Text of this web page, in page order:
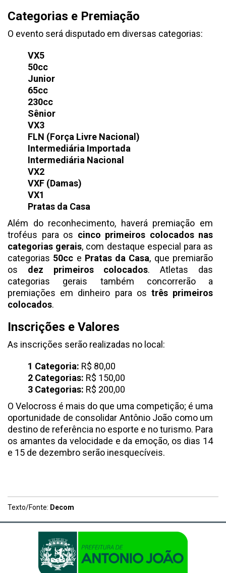
Categorias e Premiação
O evento será disputado em diversas categorias:
VX5
50cc
Junior
65cc
230cc
Sênior
VX3
FLN (Força Livre Nacional)
Intermediária Importada
Intermediária Nacional
VX2
VXF (Damas)
VX1
Pratas da Casa
Além do reconhecimento, haverá premiação em
troféus para os cinco primeiros colocados nas
categorias gerais, com destaque especial para as
categorias 50cc e Pratas da Casa, que premiarão
os dez primeiros colocados. Atletas das
categorias gerais também concorrerão a
premiações em dinheiro para os três primeiros
colocados.
Inscrições e Valores
As inscrições serão realizadas no local:
1 Categoria: R$ 80,00
2 Categorias: R$ 150,00
3 Categorias: R$ 200,00
O Velocross é mais do que uma competição; é uma
oportunidade de consolidar Antônio João como um
destino de referência no esporte e no turismo. Para
os amantes da velocidade e da emoção, os dias 14
e 15 de dezembro serão inesquecíveis.
Texto/Fonte: Decom